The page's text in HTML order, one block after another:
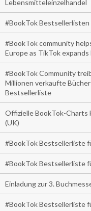
Lebensmitteleinzelhandel
#BookTok
#BookTok community
Europe as TikTok
#BookTok Community
Millionen verkaufte
Bestsellerliste
Offizielle BookTok-Charts
(UK)
#BookTok Bestsellerliste
#BookTok Bestsellerliste
Einladung zur 3.
#BookTok Bestsellerliste